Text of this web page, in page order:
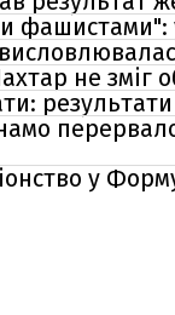
не зміг
результати
у